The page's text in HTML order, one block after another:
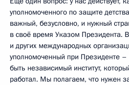
уполномоченного по защите
важный, безусловно, и нужный
в своё время Указом Президента.
и других международных
уполномоченный при Президенте –
быть независимый институт,
работал. Мы полагаем, что нужен